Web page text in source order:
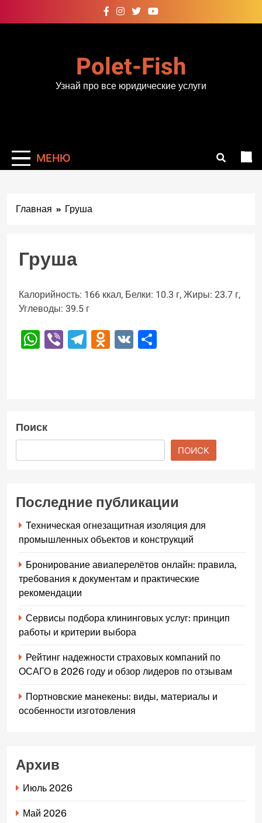
к
Polet-Fish
Узнай про все юридические услуги
МЕНЮ
Главная Груша
Груша
Калорийность: 166 ккал, Белки: 10.3 г, Жиры: 23.7 г,
Углеводы: 39.5 г
WhatsApp
ViberTelegram
Odnoklassniki
VK
Поиск
ПОИСК
Последние публикации
Техническая огнезащитная изоляция для
промышленных объектов и конструкций
Бронирование авиаперелётов онлайн: правила,
требования к документам и практические
рекомендации
Сервисы подбора клининговых услуг: принцип
работы и критерии выбора
Рейтинг надежности страховых компаний по
ОСАГО в 2026 году и обзор лидеров по отзывам
Портновские манекены: виды, материалы и
особенности изготовления
Архив
Июль 2026
Май 2026